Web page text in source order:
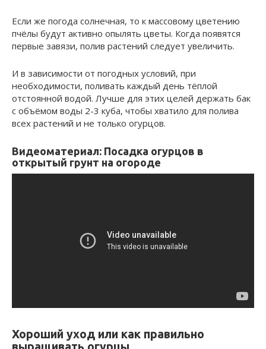
Если же погода солнечная, то к массовому цветению
пчёлы будут активно опылять цветы. Когда появятся
первые завязи, полив растений следует увеличить.
И в зависимости от погодных условий, при
необходимости, поливать каждый день тёплой
отстоянной водой. Лучше для этих целей держать бак
с объёмом воды 2-3 куба, чтобы хватило для полива
всех растений и не только огурцов.
Видеоматериал: Посадка огурцов в
открытый грунт на огороде
Хороший уход или как правильно